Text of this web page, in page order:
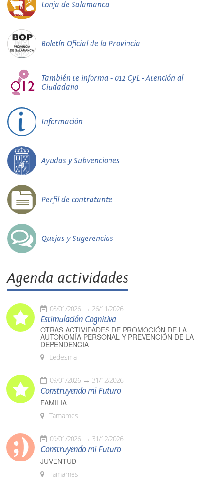
Lonja de Salamanca
Boletín Oficial de la Provincia
También te informa - 012 CyL - Atención al
Ciudadano
Información
Ayudas y Subvenciones
Perfil de contratante
Quejas y Sugerencias
Agenda actividades
08/01/2026 26/11/2026
Estimulación Cognitiva
OTRAS ACTIVIDADES DE PROMOCIÓN DE LA
AUTONOMÍA PERSONAL Y PREVENCIÓN DE LA
DEPENDENCIA
Ledesma
09/01/2026 31/12/2026
Construyendo mi Futuro
FAMILIA
Tamames
09/01/2026 31/12/2026
Construyendo mi Futuro
JUVENTUD
Tamames